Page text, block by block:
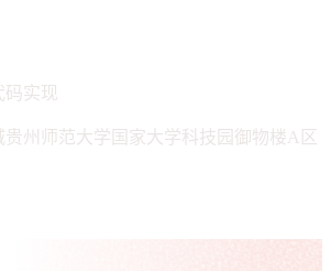
码实现
州师范大学国家大学科技园御物楼A区